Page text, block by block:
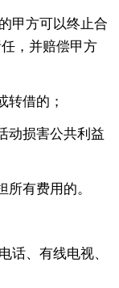
甲方可以终止合
，并赔偿甲方
转借的；
动损害公共利益
所有费用的。
话、有线电视、